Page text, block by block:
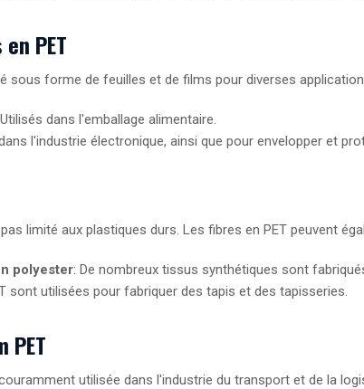
PET
sous forme de feuilles et de films pour diverses
dans l'emballage alimentaire.
l'industrie électronique, ainsi que pour envelopper et
limité aux plastiques durs. Les fibres en PET peuvent
polyester: De nombreux tissus synthétiques sont
sont utilisées pour fabriquer des tapis et des tapisseries.
PET
utilisée dans l'industrie du transport et de la